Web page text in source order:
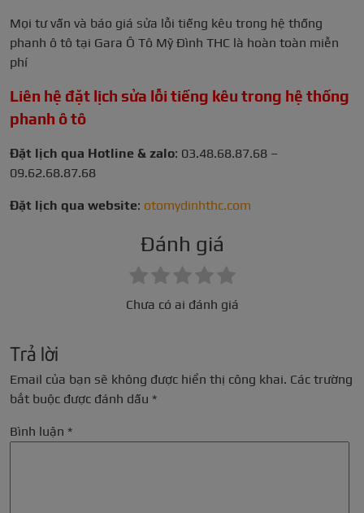
Mọi tư vấn và báo giá sửa lỗi tiếng kêu trong hệ thống
phanh ô tô tại Gara Ô Tô Mỹ Đình THC là hoàn toàn miễn
phí
Liên hệ đặt lịch sửa lỗi tiếng kêu trong hệ thống
phanh ô tô
Đặt lịch qua Hotline & zalo: 03.48.68.87.68 –
09.62.68.87.68
Đặt lịch qua website: otomydinhthc.com
Đánh giá
Chưa có ai đánh giá
Trả lời
Email của bạn sẽ không được hiển thị công khai. Các trường
bắt buộc được đánh dấu *
Bình luận *